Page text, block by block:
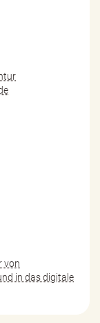
von
in das digitale